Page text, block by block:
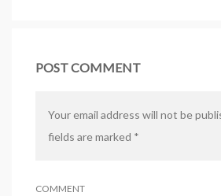
POST COMMENT
Your email address will not be
fields are marked *
COMMENT